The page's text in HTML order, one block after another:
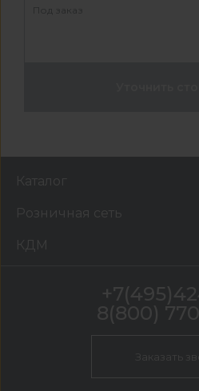
Под заказ
Каталог
Розничная сеть
КДМ
8(800)
Заказать